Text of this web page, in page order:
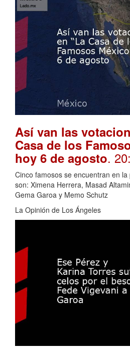
Así van las
Casa de los
hoy 6 de agosto.
Cinco famosos se encuentran en
son: Ximena Herrera, Masad
Gema Garoa y Memo Schutz
La Opinión de Los Ángeles